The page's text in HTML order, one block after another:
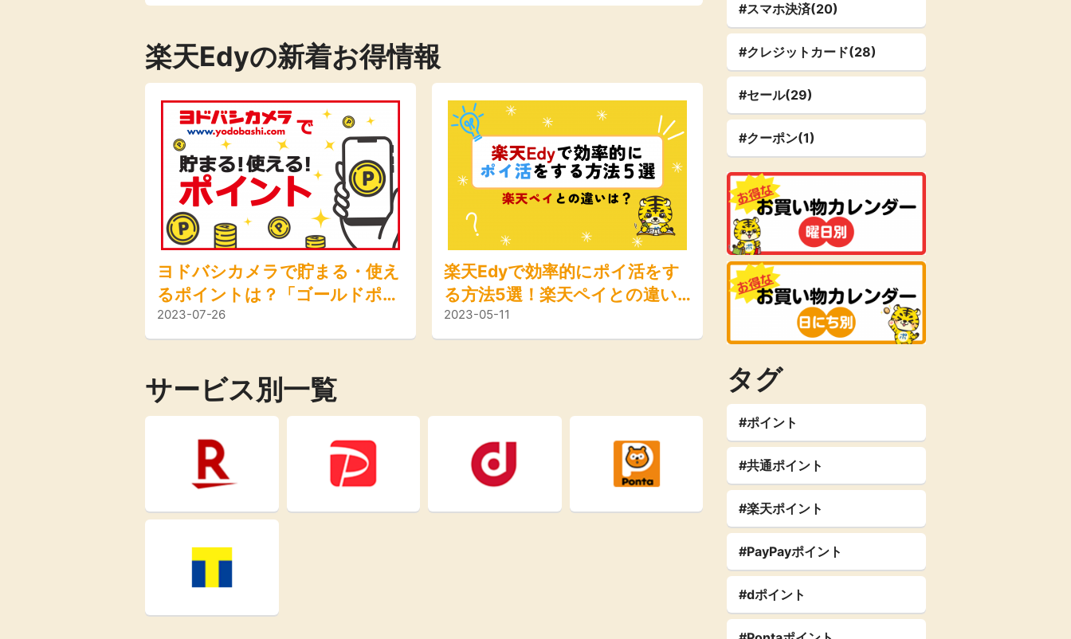
楽天Edyの新着お得情報
ヨドバシカメラで貯まる・使え
るポイントは？「ゴールドポイ
ント」のしくみとポイント還元
率上げる方法も解説
2023-07-26
楽天Edyで効率的にポイ活をす
る方法5選！楽天ペイとの違い
は？
2023-05-11
サービス別一覧
#スマホ決済(20)
#クレジットカード(28)
#セール(29)
#クーポン(1)
タグ
#ポイント
#共通ポイント
#楽天ポイント
#PayPayポイント
#dポイント